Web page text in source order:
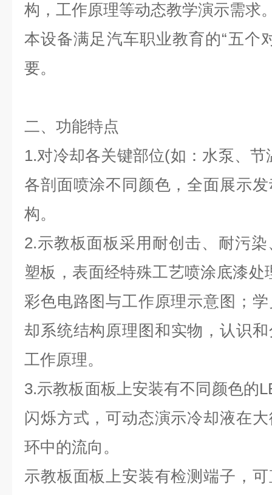
构，工作原理等动态教学演示需求
本设备满足汽车职业教育的“五个
要。
二、功能特点
1.对冷却各关键部位(如：水泵、
各剖面喷涂不同颜色，全面展示
构。
2.示教板面板采用耐创击、耐污
塑板，表面经特殊工艺喷涂底漆
彩色电路图与工作原理示意图；
却系统结构原理图和实物，认识
工作原理。
3.示教板面板上安装有不同颜色的
闪烁方式，可动态演示冷却液在
环中的流向。
示教板面板上安装有检测端子，